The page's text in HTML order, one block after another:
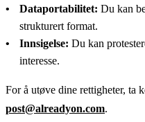
Dataportabilitet: Du kan
strukturert format.
Innsigelse: Du kan
interesse.
For å utøve dine rettigheter, ta
post@alreadyon.com.